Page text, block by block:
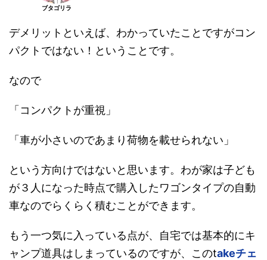
ブタゴリラ
デメリットといえば、わかっていたことですがコン
パクトではない！ということです。
なので
「コンパクトが重視」
「車が小さいのであまり荷物を載せられない」
という方向けではないと思います。わが家は子ども
が３人になった時点で購入したワゴンタイプの自動
車なのでらくらく積むことができます。
もう一つ気に入っている点が、自宅では基本的にキ
ャンプ道具はしまっているのですが、このtakeチェ